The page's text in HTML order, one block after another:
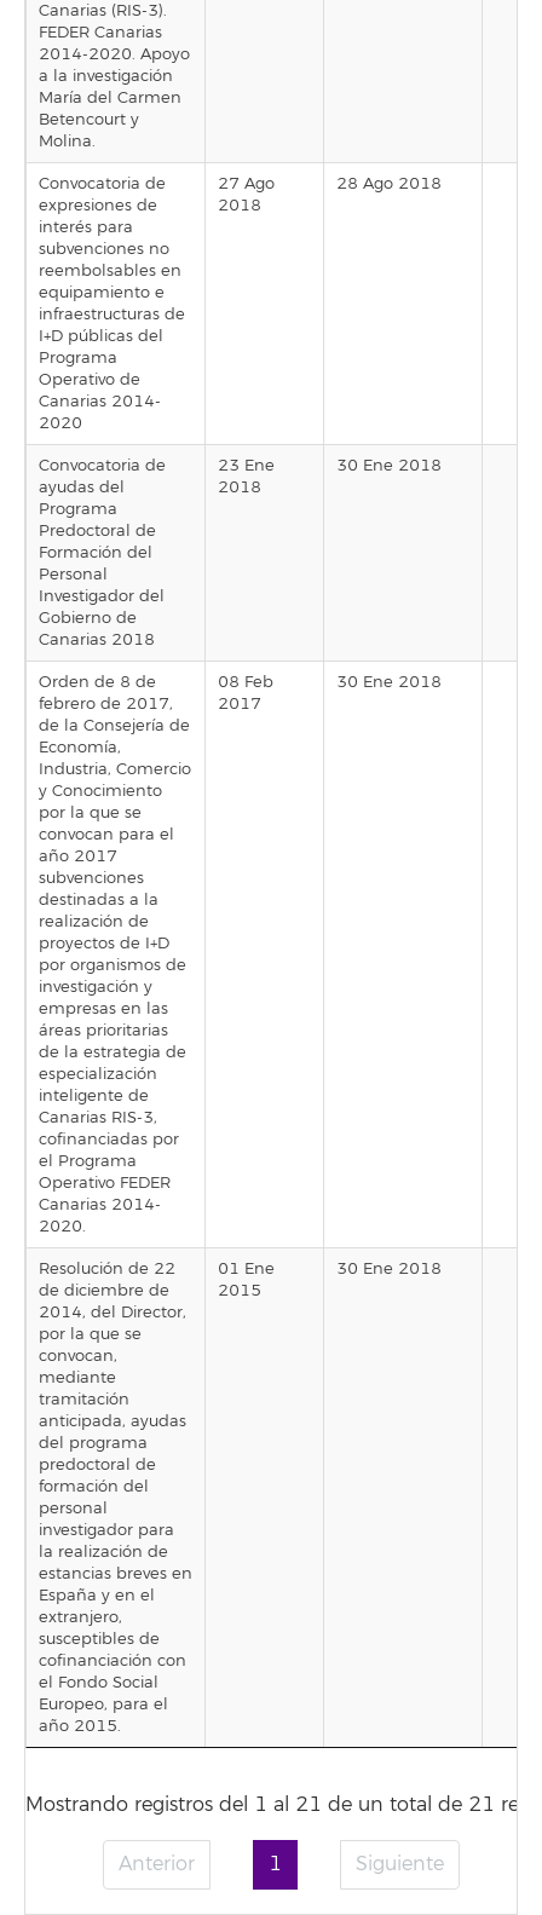
Canarias (RIS-3).
FEDER Canarias
2014-2020. Apoyo
a la investigación
María del Carmen
Betencourt y
Molina.
Convocatoria de
expresiones de
interés para
subvenciones no
reembolsables en
equipamiento e
infraestructuras de
I+D públicas del
Programa
Operativo de
Canarias 2014-
2020
27 Ago
2018
28 Ago 2018
Convocatoria de
ayudas del
Programa
Predoctoral de
Formación del
Personal
Investigador del
Gobierno de
Canarias 2018
23 Ene
2018
30 Ene 2018
Orden de 8 de
febrero de 2017,
de la Consejería de
Economía,
Industria, Comercio
y Conocimiento
por la que se
convocan para el
año 2017
subvenciones
destinadas a la
realización de
proyectos de I+D
por organismos de
investigación y
empresas en las
áreas prioritarias
de la estrategia de
especialización
inteligente de
Canarias RIS-3,
cofinanciadas por
el Programa
Operativo FEDER
Canarias 2014-
2020.
08 Feb
2017
30 Ene 2018
Resolución de 22
de diciembre de
2014, del Director,
por la que se
convocan,
mediante
tramitación
anticipada, ayudas
del programa
predoctoral de
formación del
personal
investigador para
la realización de
estancias breves en
España y en el
extranjero,
susceptibles de
cofinanciación con
el Fondo Social
Europeo, para el
año 2015.
01 Ene
2015
30 Ene 2018
Mostrando registros del 1 al 21 de un total de 21
Anterior 1 Siguiente